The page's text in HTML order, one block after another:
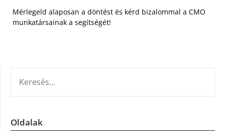
Mérlegeld alaposan a döntést és kérd bizalommal a CMO
munkatársainak a segítségét!
Oldalak